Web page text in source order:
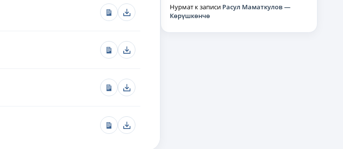
Нурмат к записи Расул Маматкулов —
Көрүшкөнчө